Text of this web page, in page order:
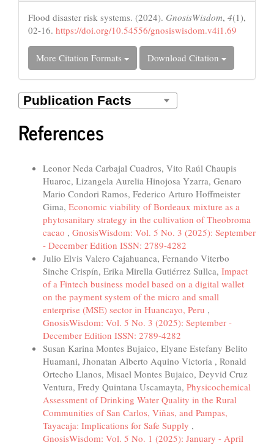
Flood disaster risk systems. (2024). GnosisWisdom, 4(1),
02-16. https://doi.org/10.54556/gnosiswisdom.v4i1.69
More Citation Formats Download Citation
References
Leonor Neda Carbajal Cuadros, Vito Raúl Chaupis
Huaroc, Lizangela Aurelia Hinojosa Yzarra, Genaro
Mario Condori Ramos, Federico Arturo Hoffmeister
Gima, Economic viability of Bordeaux mixture as a
phytosanitary strategy in the cultivation of Theobroma
cacao , GnosisWisdom: Vol. 5 No. 3 (2025): September
- December Edition ISSN: 2789-4282
Julio Elvis Valero Cajahuanca, Fernando Viterbo
Sinche Crispín, Erika Mirella Gutiérrez Sullca, Impact
of a Fintech business model based on a digital wallet
on the payment system of the micro and small
enterprise (MSE) sector in Huancayo, Peru ,
GnosisWisdom: Vol. 5 No. 3 (2025): September -
December Edition ISSN: 2789-4282
Susan Karina Montes Bujaico, Elyane Estefany Belito
Huamani, Jhonatan Alberto Aquino Victoria , Ronald
Ortecho Llanos, Misael Montes Bujaico, Deyvid Cruz
Ventura, Fredy Quintana Uscamayta, Physicochemical
Assessment of Drinking Water Quality in the Rural
Communities of San Carlos, Viñas, and Pampas,
Tayacaja: Implications for Safe Supply ,
GnosisWisdom: Vol. 5 No. 1 (2025): January - April